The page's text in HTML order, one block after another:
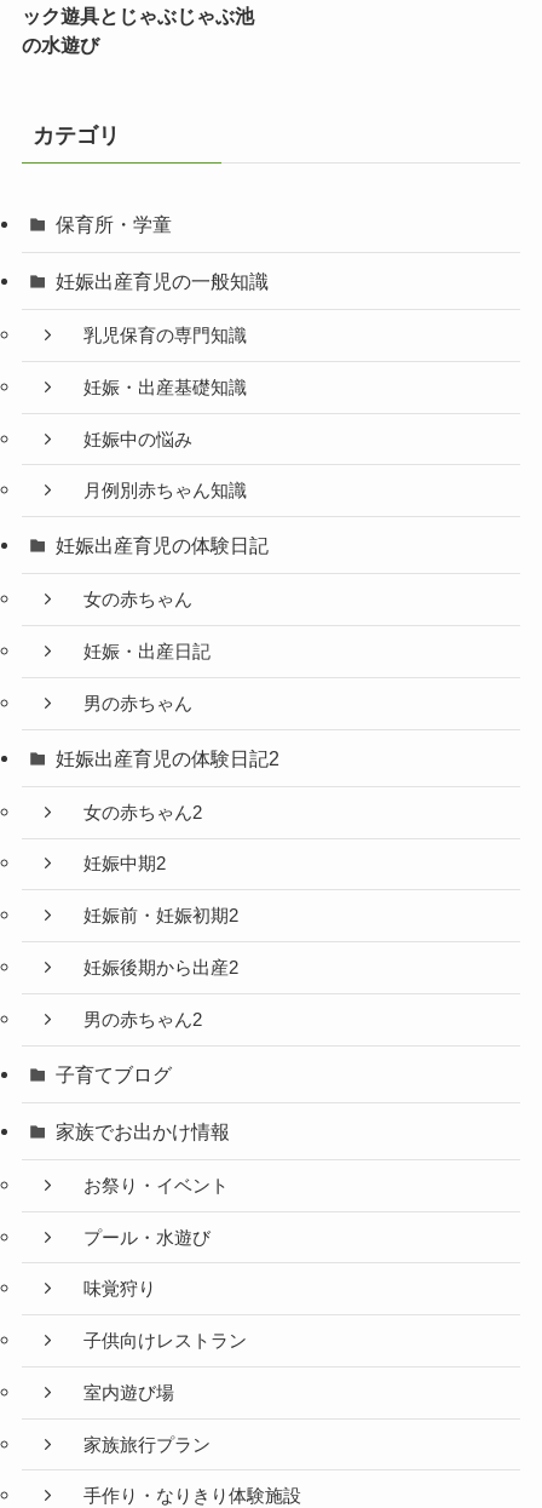
ック遊具とじゃぶじゃぶ池
の水遊び
カテゴリ
保育所・学童
妊娠出産育児の一般知識
乳児保育の専門知識
妊娠・出産基礎知識
妊娠中の悩み
月例別赤ちゃん知識
妊娠出産育児の体験日記
女の赤ちゃん
妊娠・出産日記
男の赤ちゃん
妊娠出産育児の体験日記2
女の赤ちゃん2
妊娠中期2
妊娠前・妊娠初期2
妊娠後期から出産2
男の赤ちゃん2
子育てブログ
家族でお出かけ情報
お祭り・イベント
プール・水遊び
味覚狩り
子供向けレストラン
室内遊び場
家族旅行プラン
手作り・なりきり体験施設